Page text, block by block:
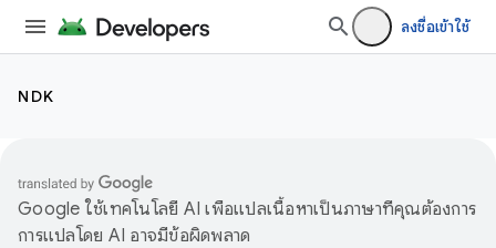
ลงชื่อเข้าใช้
NDK
Google ใช้เทคโนโลยี AI เพื่อแปลเนื้อหาเป็นภาษาที่คุณต้องการ
การแปลโดย AI อาจมีข้อผิดพลาด